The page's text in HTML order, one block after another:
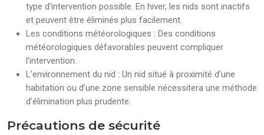
type d’intervention possible. En hiver, les nids sont inactifs
et peuvent être éliminés plus facilement.
Les conditions météorologiques : Des conditions
météorologiques défavorables peuvent compliquer
l’intervention.
L’environnement du nid : Un nid situé à proximité d’une
habitation ou d’une zone sensible nécessitera une méthode
d’élimination plus prudente.
Précautions de sécurité